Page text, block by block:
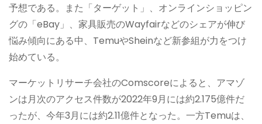
予想である。また「ターゲット」、オンラインショッピン
グの「eBay」、家具販売のWayfairなどのシェアが伸び
悩み傾向にある中、TemuやSheinなど新参組が力をつけ
始めている。
マーケットリサーチ会社のComscoreによると、アマゾ
ンは月次のアクセス件数が2022年9月には約2.175億件だ
ったが、今年3月には約2.11億件となった。一方Temuは、